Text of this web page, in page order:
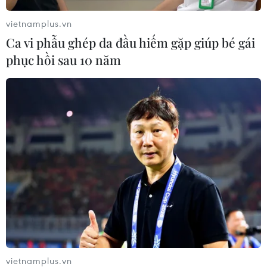
Mỹ và Iran tiến gần bước
đột phá ngoại giao
nhằm khôi phục bản ghi
Các nhà trung gian quốc
tế cho biết Mỹ và Iran
đang tiến gần bước đột
phá nhằm khôi phục Bản
ghi nhớ, tuy nhiên quyết
định cuối cùng phụ thuộc
vào cuộc gặp giữa ông
Trump và Thủ tướng Israel.
Israel đánh mục tiêu
năng lượng Iran
Mới đây, Bộ trưởng Quốc
phòng Israel - ông Israel
Katz cho biết Mỹ hiện
chưa chấp thuận để Israel
tiến hành các cuộc tấn
công nhằm vào các mục
tiêu năng lượng của Iran.
vietnamplus.vn
Ca vi phẫu ghép da đầu hiếm gặp giúp bé gái
phục hồi sau 10 năm
vietnamplus.vn